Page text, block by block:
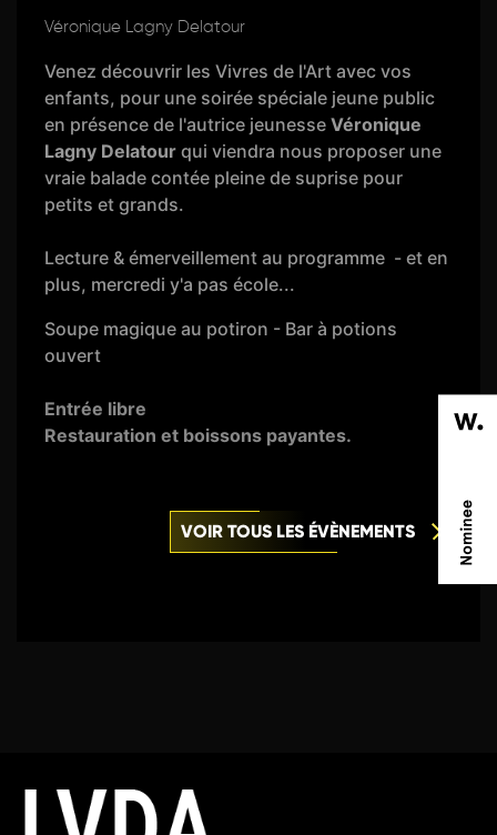
Véronique Lagny Delatour
Venez découvrir les Vivres de l'Art avec vos
enfants, pour une soirée spéciale jeune public
en présence de l'autrice jeunesseVéronique
Lagny Delatour qui viendra nous proposer une
vraie balade contée pleine de suprise pour
petits et grands.
Lecture & émerveillement au programme - et en
plus, mercredi y'a pas école...
Soupe magique au potiron - Bar à potions
ouvert
Entrée libre
Restauration et boissons payantes.
VOIR TOUS LES ÉVÈNEMENTS